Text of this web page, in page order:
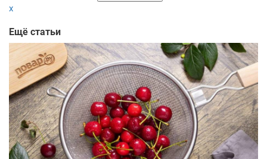
x
Ещё статьи